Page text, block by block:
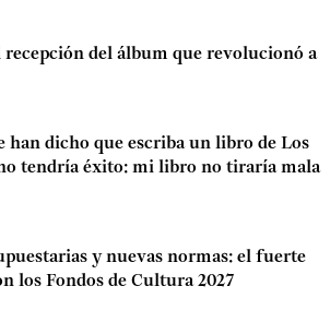
del álbum que revolucionó a
han dicho que escriba un libro de Los
tendría éxito: mi libro no tiraría mala
y nuevas normas: el fuerte
los Fondos de Cultura 2027